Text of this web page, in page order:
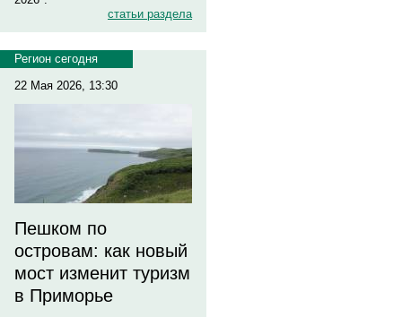
статьи раздела
Регион сегодня
22 Мая 2026, 13:30
Пешком по
островам: как новый
мост изменит туризм
в Приморье